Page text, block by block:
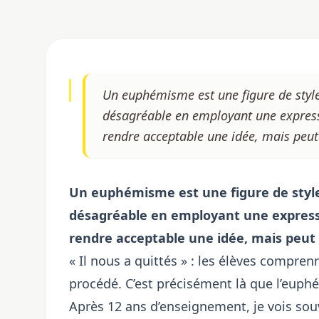
Un euphémisme est une figure de
désagréable en employant une
rendre acceptable une idée, mais
Un euphémisme est une figure de
désagréable en employant une
rendre acceptable une idée, mais
« Il nous a quittés » : les élèves
procédé. C’est précisément là que
Après 12 ans d’enseignement, je vois